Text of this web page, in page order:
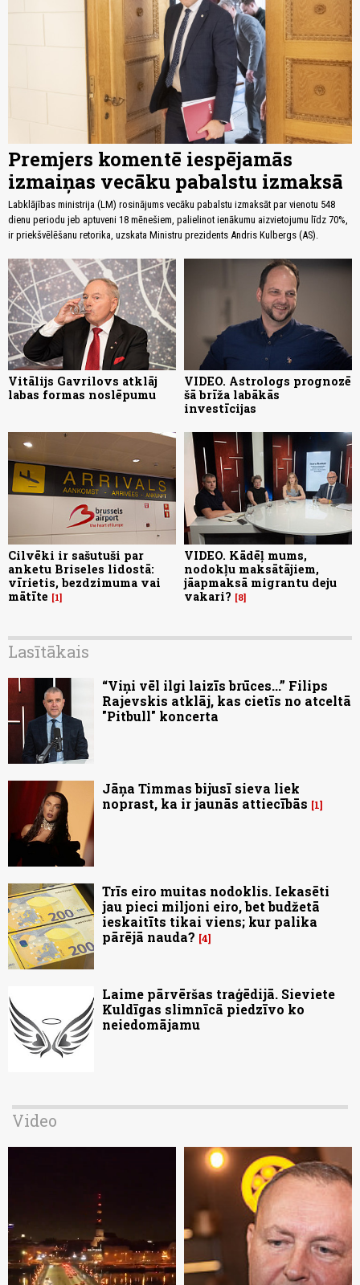
Premjers komentē iespējamās
izmaiņas vecāku pabalstu izmaksā
Labklājības ministrija (LM) rosinājums vecāku pabalstu izmaksāt par vienotu 548
dienu periodu jeb aptuveni 18 mēnešiem, palielinot ienākumu aizvietojumu līdz 70%,
ir priekšvēlēšanu retorika, uzskata Ministru prezidents Andris Kulbergs (AS).
Vitālijs Gavrilovs atklāj
labas formas noslēpumu
VIDEO. Astrologs prognozē
šā brīža labākās
investīcijas
Cilvēki ir sašutuši par
anketu Briseles lidostā:
vīrietis, bezdzimuma vai
mātīte
1
VIDEO. Kādēļ mums,
nodokļu maksātājiem,
jāapmaksā migrantu deju
vakari?
8
Lasītākais
“Viņi vēl ilgi laizīs brūces...” Filips
Rajevskis atklāj, kas cietīs no atceltā
"Pitbull" koncerta
Jāņa Timmas bijusī sieva liek
noprast, ka ir jaunās attiecībās
1
Trīs eiro muitas nodoklis. Iekasēti
jau pieci miljoni eiro, bet budžetā
ieskaitīts tikai viens; kur palika
pārējā nauda? 4
Laime pārvēršas traģēdijā. Sieviete
Kuldīgas slimnīcā piedzīvo ko
neiedomājamu
Video